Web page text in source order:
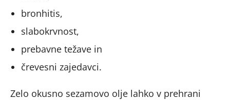
bronhitis,
slabokrvnost,
prebavne težave in
črevesni zajedavci.
Zelo okusno sezamovo olje lahko v prehrani